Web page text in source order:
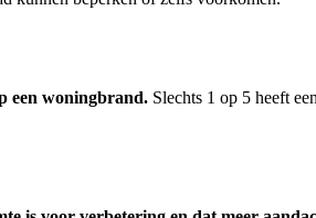
een woningbrand. Slechts 1 op 5 heeft